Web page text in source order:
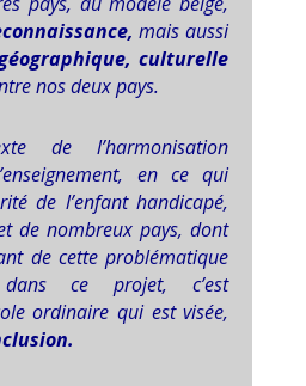
mais aussi
culturelle
nos deux pays.
de l’harmonisation
en ce qui
de l’enfant handicapé,
de nombreux pays, dont
de cette problématique
ce projet, c’est
ordinaire qui est visée,